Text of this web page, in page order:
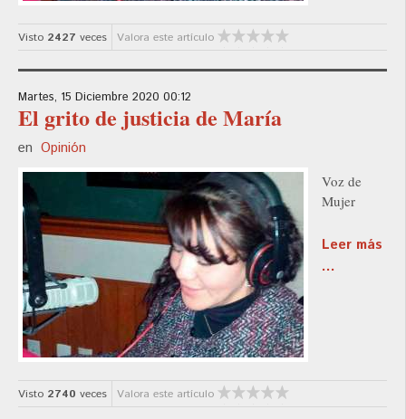
Visto 2427 veces Valora este artículo
Martes, 15 Diciembre 2020 00:12
El grito de justicia de María
en Opinión
Voz de
Mujer
Leer más
...
Visto 2740 veces Valora este artículo